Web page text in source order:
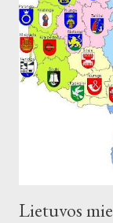
Lietuvos